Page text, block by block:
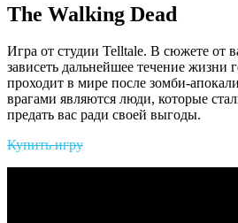
The Walking Dead
Игра от студии Telltale. В сюжете от
зависеть дальнейшее течение
проходит в мире после зомби-
врагами являются люди, которые
предать вас ради своей выгоды.
Купить игру